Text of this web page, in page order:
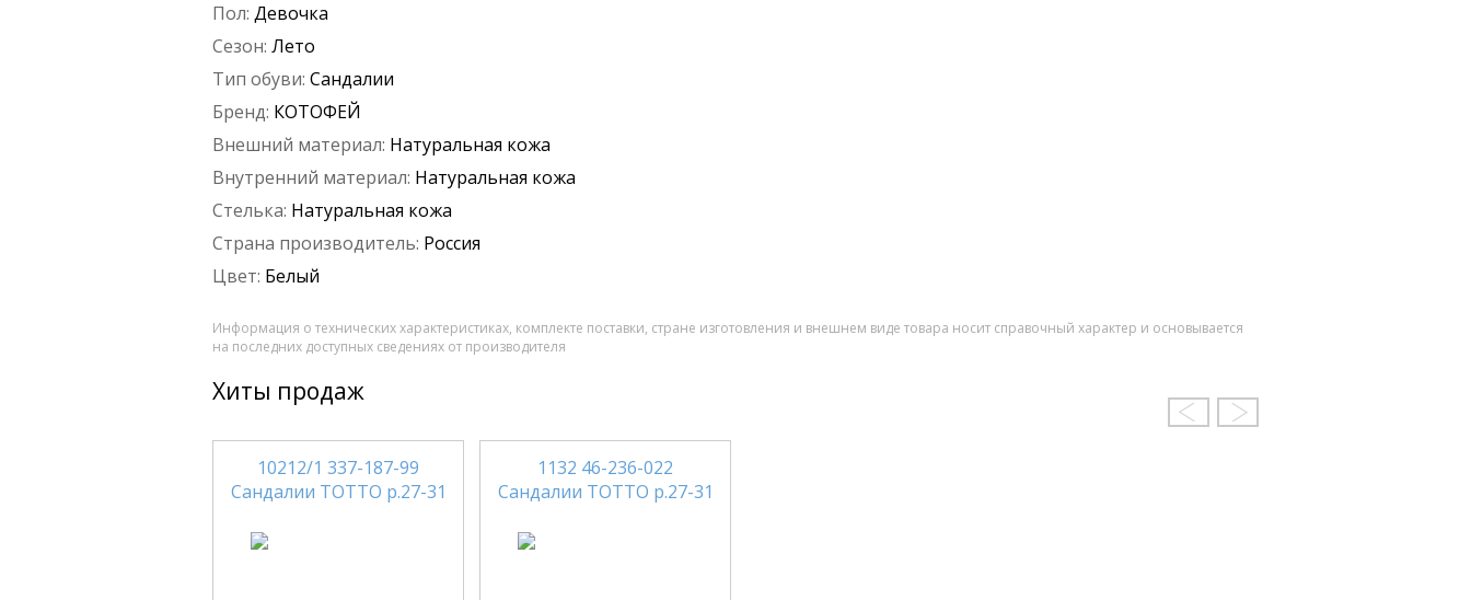
Пол: Девочка
Сезон: Лето
Тип обуви: Сандалии
Бренд: КОТОФЕЙ
Внешний материал: Натуральная кожа
Внутренний материал: Натуральная кожа
Стелька: Натуральная кожа
Страна производитель: Россия
Цвет: Белый
Информация о технических характеристиках, комплекте поставки, стране изготовления и внешнем виде товара носит справочный характер и основывается
на последних доступных сведениях от производителя
Хиты продаж
10212/1 337-187-99
Сандалии ТОТТО р.27-31
1132 46-236-022
Сандалии ТОТТО р.27-31